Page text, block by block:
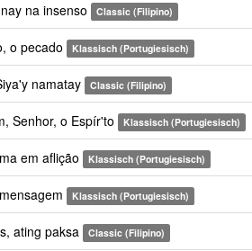
na insenso Classic (Filipino)
o pecado Klassisch (Portugiesisch)
namatay Classic (Filipino)
Senhor, o Espír'to Klassisch (Portugiesisch)
em aflição Klassisch (Portugiesisch)
Klassisch (Portugiesisch)
ating paksa Classic (Filipino)